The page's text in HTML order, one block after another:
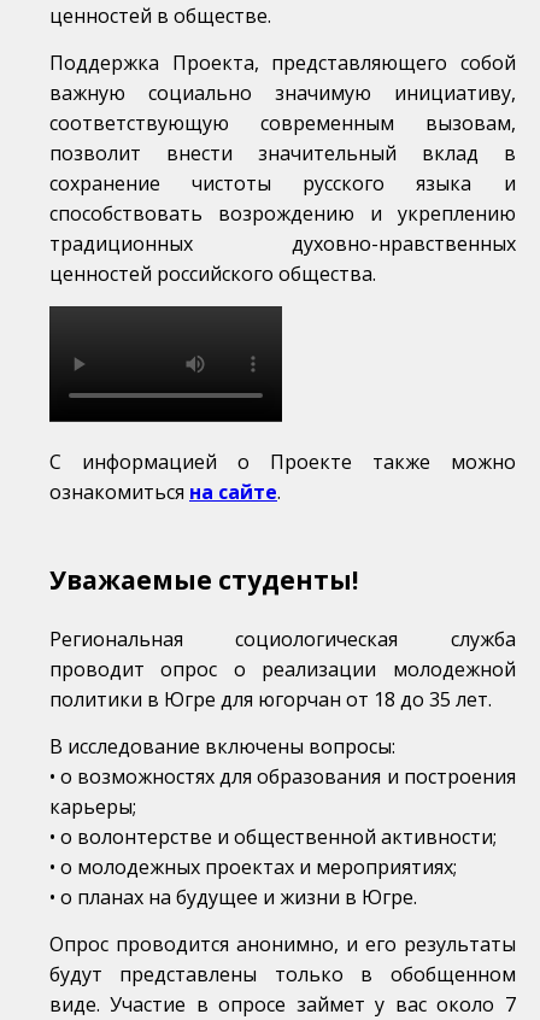
ценностей в обществе.
Поддержка Проекта, представляющего собой
важную социально значимую инициативу,
соответствующую современным вызовам,
позволит внести значительный вклад в
сохранение чистоты русского языка и
способствовать возрождению и укреплению
традиционных духовно-нравственных
ценностей российского общества.
С информацией о Проекте также можно
ознакомиться на сайте.
Уважаемые студенты!
Региональная социологическая служба
проводит опрос о реализации молодежной
политики в Югре для югорчан от 18 до 35 лет.
В исследование включены вопросы:
• о возможностях для образования и построения
карьеры;
• о волонтерстве и общественной активности;
• о молодежных проектах и мероприятиях;
• о планах на будущее и жизни в Югре.
Опрос проводится анонимно, и его результаты
будут представлены только в обобщенном
виде. Участие в опросе займет у вас около 7